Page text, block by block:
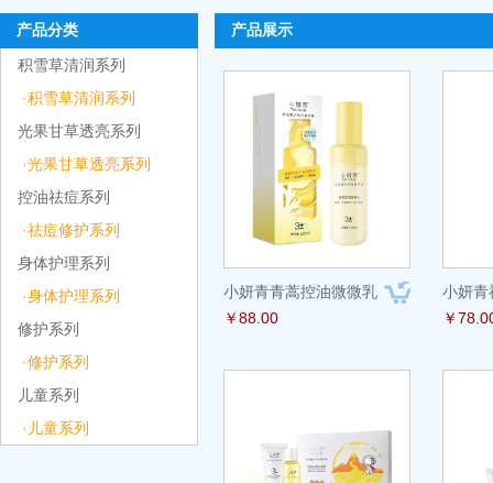
产品分类
积雪草清润系列
·积雪草清润系列
光果甘草透亮系列
·光果甘草透亮系列
控油祛痘系列
·祛痘修护系列
身体护理系列
·身体护理系列
修护系列
·修护系列
儿童系列
·儿童系列
产品展示
小妍青青蒿控油微微乳
￥88.00
小妍青
￥